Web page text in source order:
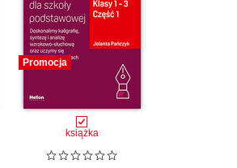
Promocja
książka